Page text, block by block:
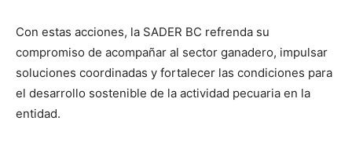
Con estas acciones, la SADER BC refrenda su
compromiso de acompañar al sector ganadero, impulsar
soluciones coordinadas y fortalecer las condiciones para
el desarrollo sostenible de la actividad pecuaria en la
entidad.